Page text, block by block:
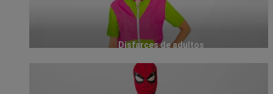
Disfarces de adultos